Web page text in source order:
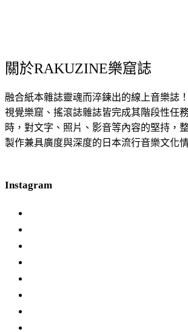
關於RAKUZINE樂窟誌
融合紙本雜誌靈魂而淬鍊出的線上音樂誌
視覺樂窟、搖滾誌雜誌皆完成其階段性任
時，對文字、照片、影音等內容的堅持，
製作兼具廣度與深度的日本流行音樂文化
Instagram